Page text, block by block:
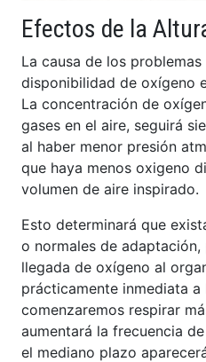
Efectos de la
La causa de los
disponibilidad de oxígeno
La concentración de
gases en el aire, seguirá
al haber menor presión
que haya menos oxigeno
volumen de aire inspirado.
Esto determinará que
o normales de
llegada de oxígeno al
prácticamente inmediata
comenzaremos respirar
aumentará la frecuencia
el mediano plazo